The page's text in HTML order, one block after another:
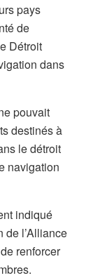
pays
de
Détroit
dans
pouvait
destinés à
le détroit
navigation
indiqué
de l’Alliance
renforcer